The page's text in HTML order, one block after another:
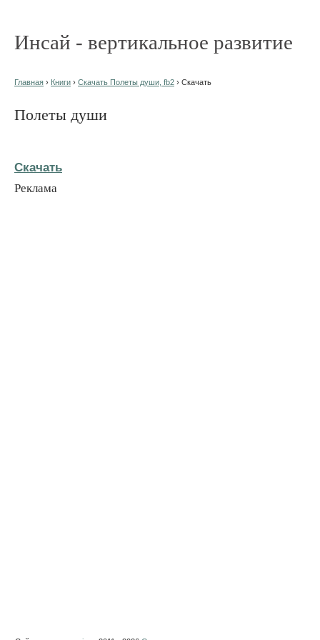
Инсай - вертикальное развитие
Главная › Книги › Скачать Полеты души, fb2 › Скачать
Полеты души
Скачать
Реклама